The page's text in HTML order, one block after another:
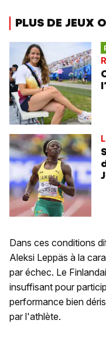
PLUS DE JEUX
Dans ces conditions
Aleksi Leppäs à la
par échec. Le
insuffisant pour
performance bien
par l'athlète.